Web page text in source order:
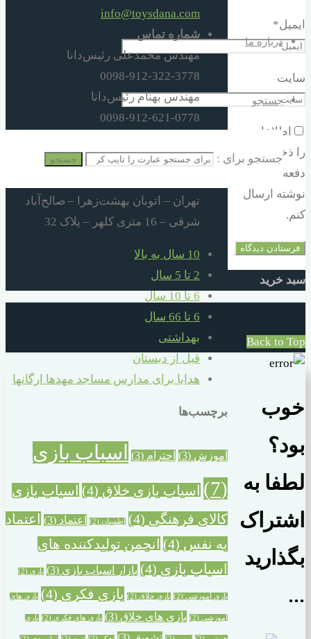
درباره ما
جستجو
جستجو برای : جستجو
ایمیل*
سایت
اطلاعات من
را ذخیره کن تا
دفعه بعد راحتتر
نوشته ارسال
کنم.
info@toysdana.com
شماره تماس
مهندس محمدعلی رئیس‌دانا
0098-912-322-3778
مهندس بهنام رئیس‌دانا
0098-912-621-0778
0098-21-551-02248
تهران – اتوبان بهشت‌زهرا – صالح‌آباد
شرقی – 16 متری کلهر – پلاک 32
10 سال به بالا
2 تا 5 سال
6 تا 10 سال
6 تا 66 سال
بهداشتی
قبل از دبستان
هدایا برای مدارس مساجد مهدها ارگانها
برچسب‌ها
آموزش (3) احترام (3)
اسباب بازی
(7)
اسباب بازی خلاق (4)
اسباب بازی
کالای فرهنگی (4) اطمینان (2) اعتماد (3)
اعتماد
به نفس (4)
انجمن تولیدکننده های
اسباب بازی (4) بازار اسباب بازی (3) بازی (2)
بازی آموزشی (2) بازی خلاق (2) بازی فکری (4) بازی های
آموزشی (2) بازی های خلاق (3) بازی های فکری (2) بازی
سبد خرید
Back to Top
خوب
بود؟
لطفا به
اشتراک
بگذارید
...